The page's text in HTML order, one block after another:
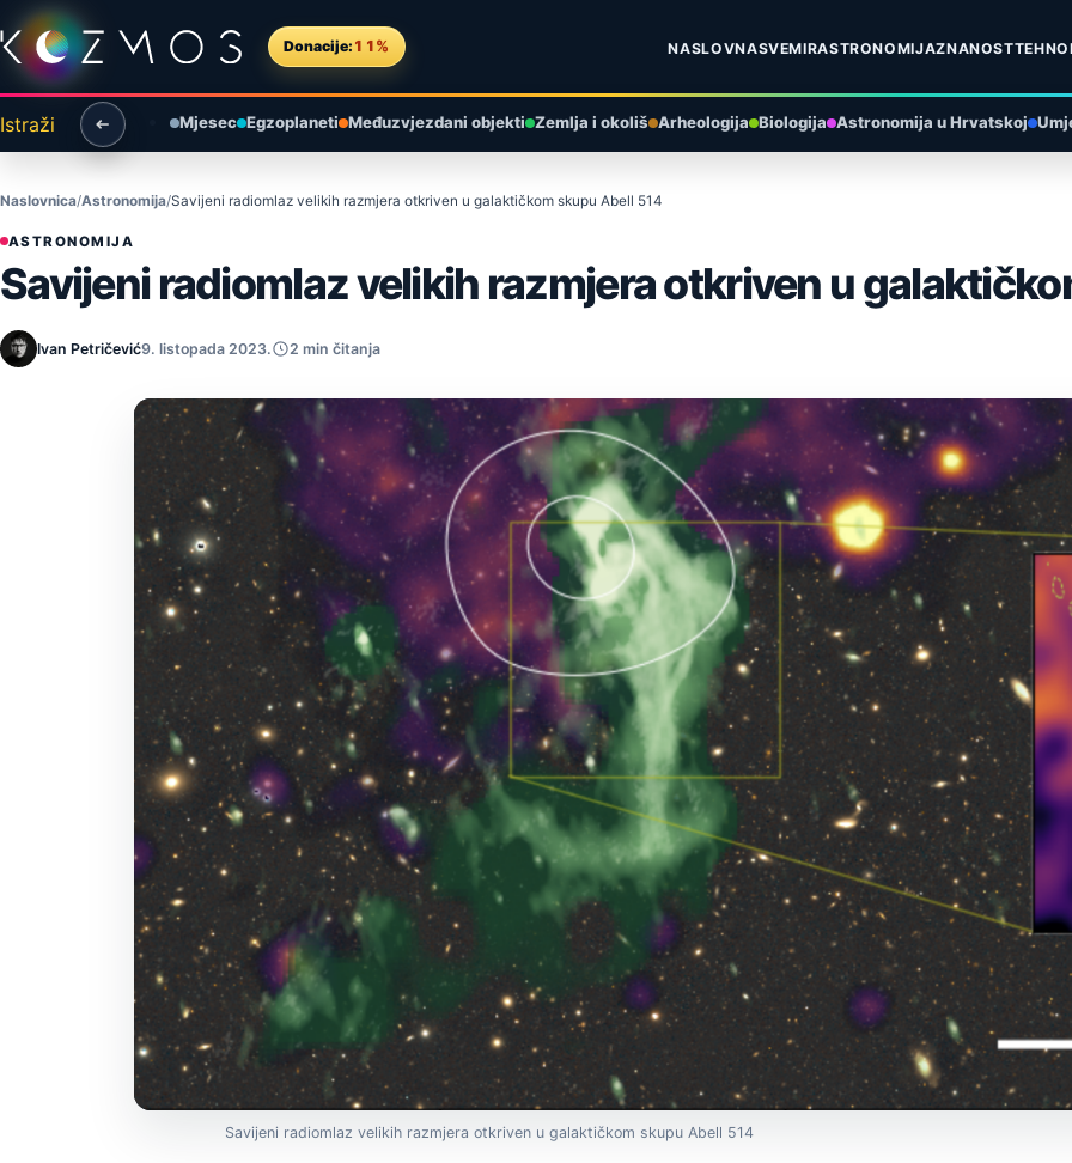
Preskoči na sadržaj
Donacije: 11% NASLOVNASVEMIRASTRONOMIJAZNANOST
Istraži Mjesec Egzoplaneti Međuzvjezdani objekti Zemlja i okoliš Arheologija Biologija Astronomija u Hrvatskoj
Naslovnica Astronomija Savijeni radiomlaz velikih razmjera otkriven u galaktičkom skupu Abell 514
ASTRONOMIJA
Savijeni radiomlaz velikih razmjera otkriven u
Ivan Petričević9. listopada 2023. 2 min čitanja
Savijeni radiomlaz velikih razmjera otkriven u galaktičkom skupu Abell 514